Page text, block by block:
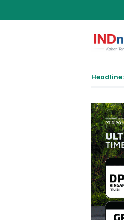
Headline: